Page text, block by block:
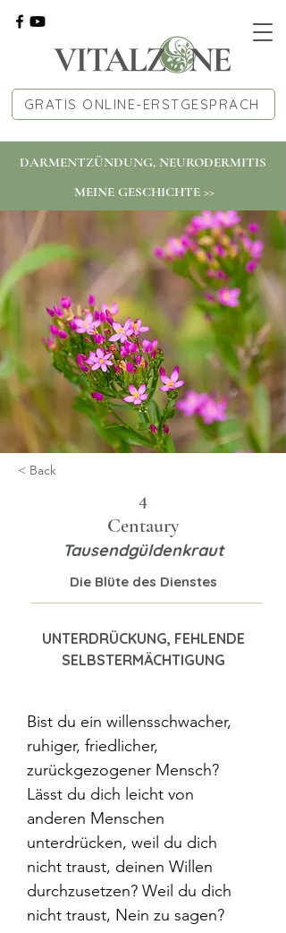
DARMENTZÜNDUNG, NEURODERMITIS
MEINE GESCHICHTE >>
GRATIS ONLINE-ERSTGESPRÄCH
< Back
4
Centaury
Tausendgüldenkraut
Die Blüte des Dienstes
UNTERDRÜCKUNG, FEHLENDE
SELBSTERMÄCHTIGUNG
Bist du ein willensschwacher,
ruhiger, friedlicher,
zurückgezogener Mensch?
Lässt du dich leicht von
anderen Menschen
unterdrücken, weil du dich
nicht traust, deinen Willen
durchzusetzen? Weil du dich
nicht traust, Nein zu sagen?